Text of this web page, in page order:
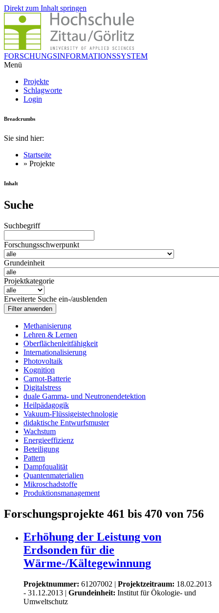
Direkt zum Inhalt springen
FORSCHUNGSINFORMATIONSSYSTEM
Menü
Projekte
Schlagworte
Login
Breadcrumbs
Sie sind hier:
Startseite
» Projekte
Inhalt
Suche
Suchbegriff
Forschungsschwerpunkt
Grundeinheit
Projektkategorie
Erweiterte Suche ein-/ausblenden
Methanisierung
Lehren & Lernen
Oberflächenleitfähigkeit
Internationalisierung
Photovoltaik
Kognition
Carnot-Batterie
Digitalstress
duale Gamma- und Neutronendetektion
Heilpädagogik
Vakuum-Flüssigeistechnologie
didaktische Entwurfsmuster
Wachstum
Energieeffizienz
Beteiligung
Pattern
Dampfqualität
Quantenmaterialien
Mikroschadstoffe
Produktionsmanagement
Forschungsprojekte 461 bis 470 von 756
Erhöhung der Leistung von
Erdsonden für die
Wärme-/Kältegewinnung
Projektnummer: 61207002 | Projektzeitraum: 18.02.2013
- 31.12.2013 | Grundeinheit: Institut für Ökologie- und
Umweltschutz